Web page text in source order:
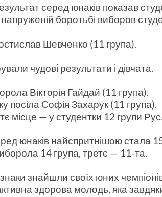
серед юнаків показав
боротьбі виборов
Шевченко (11 група).
чудові результати і дівчата.
Вікторія Гайдай (11 група).
посіла Софія Захарук (11 група).
місце — у студентки 12 групи
юнаків найспритнішою стала 15
14 група, третє — 11-та.
знайшли своїх юних
здорова молодь, яка